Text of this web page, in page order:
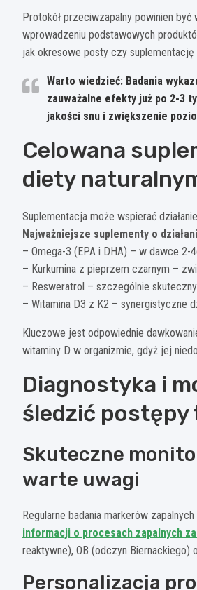
Protokół przeciwzapalny powinien
wprowadzeniu podstawowych
jak okresowe posty czy
Warto wiedzieć: Badania
zauważalne efekty już po 2-3
jakości snu i zwiększenie
Celowana
diety
Suplementacja może wspierać
Najważniejsze suplementy o
– Omega-3 (EPA i DHA) – w dawce 2-
– Kurkumina z pieprzem czarnym –
– Resweratrol – szczególnie
– Witamina D3 z K2 – synergistyczne
Kluczowe jest odpowiednie
witaminy D w organizmie, gdyż jej
Diagnostyka i
śledzić postępy
Skuteczne
warte uwagi
Regularne badania markerów
informacji o procesach zapalnych
reaktywne), OB (odczyn Biernackiego)
Personalizacja